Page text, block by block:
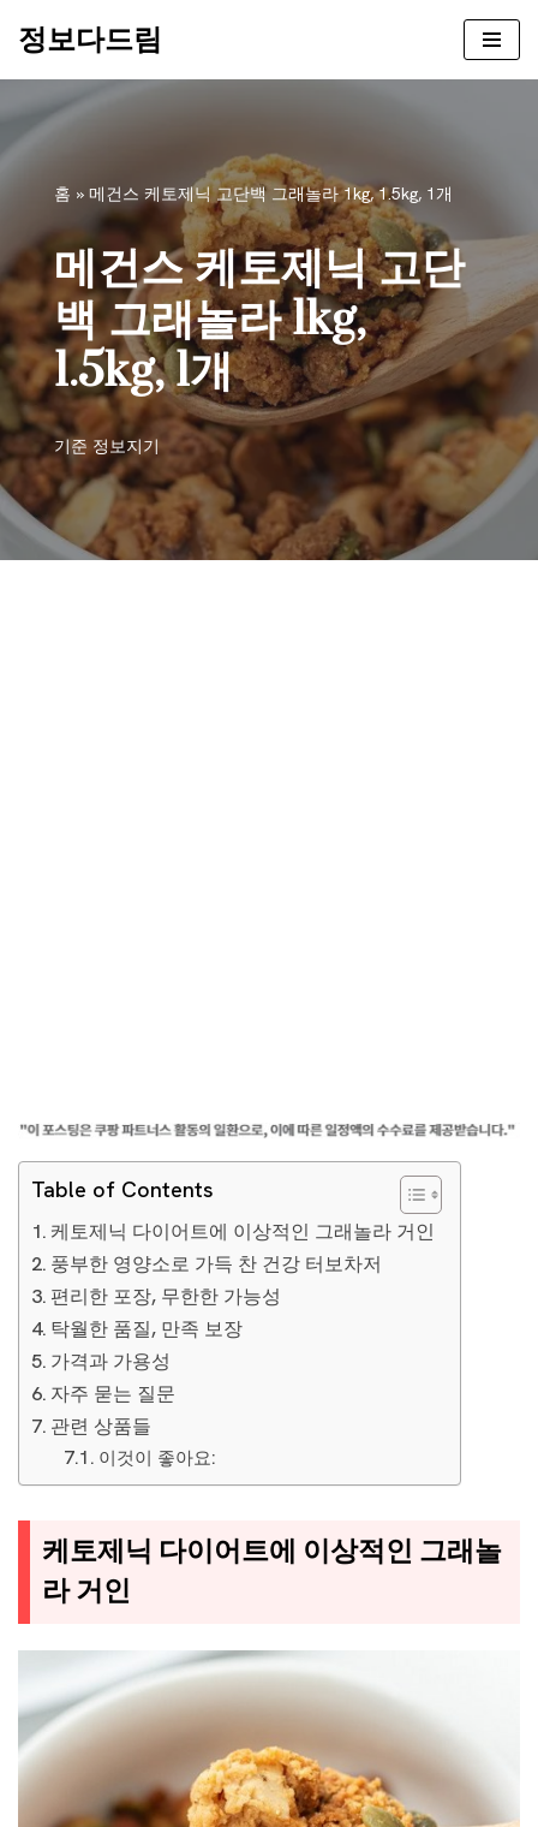
뛰
정보다드림
홈 » 메건스 케토제닉 고단백 그래놀라 1kg, 1.5kg, 1개
메건스 케토제닉 고단
백 그래놀라 1kg,
1.5kg, 1개
기준 정보지기
Table of Contents
케토제닉 다이어트에 이상적인 그래놀라 거인
풍부한 영양소로 가득 찬 건강 터보차저
편리한 포장, 무한한 가능성
탁월한 품질, 만족 보장
가격과 가용성
자주 묻는 질문
관련 상품들
이것이 좋아요:
케토제닉 다이어트에 이상적인 그래놀
라 거인